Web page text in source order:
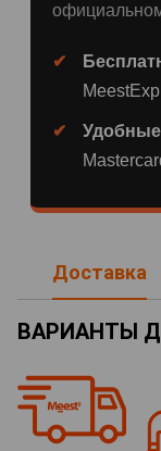
Доставка
ВАРИАНТЫ